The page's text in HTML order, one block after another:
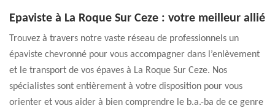
Epaviste à La Roque Sur Ceze : votre meilleur allié
Trouvez à travers notre vaste réseau de professionnels un
épaviste chevronné pour vous accompagner dans l’enlèvement
et le transport de vos épaves à La Roque Sur Ceze. Nos
spécialistes sont entièrement à votre disposition pour vous
orienter et vous aider à bien comprendre le b.a.-ba de ce genre